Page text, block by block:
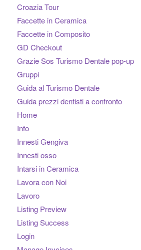
Croazia Tour
Faccette in Ceramica
Faccette in Composito
GD Checkout
Grazie Sos Turismo Dentale pop-up
Gruppi
Guida al Turismo Dentale
Guida prezzi dentisti a confronto
Home
Info
Innesti Gengiva
Innesti osso
Intarsi in Ceramica
Lavora con Noi
Lavoro
Listing Preview
Listing Success
Login